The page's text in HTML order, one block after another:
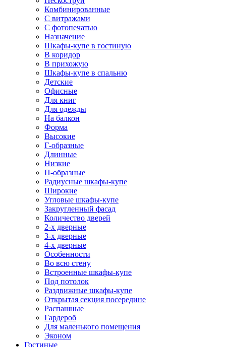
Комбинированные
С витражами
С фотопечатью
Назначение
Шкафы-купе в гостиную
В коридор
В прихожую
Шкафы-купе в спальню
Детские
Офисные
Для книг
Для одежды
На балкон
Форма
Высокие
Г-образные
Длинные
Низкие
П-образные
Радиусные шкафы-купе
Широкие
Угловые шкафы-купе
Закругленный фасад
Количество дверей
2-х дверные
3-х дверные
4-х дверные
Особенности
Во всю стену
Встроенные шкафы-купе
Под потолок
Раздвижные шкафы-купе
Открытая секция посередине
Распашные
Гардероб
Для маленького помещения
Эконом
Гостиные